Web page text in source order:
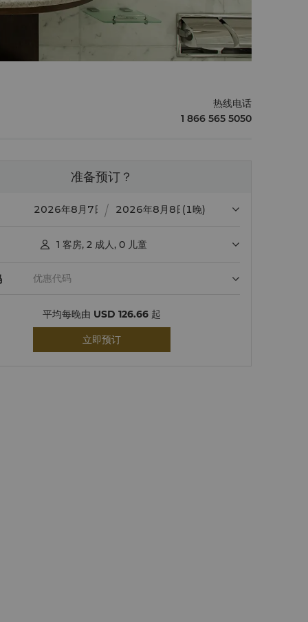
热线电话
1 866 565 5050
准备预订？
(1晚)
 1 客房, 2 成人 , 0 儿童
平均每晚由 USD 126.66 起
立即预订